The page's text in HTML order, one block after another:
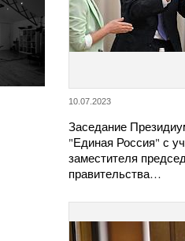
10.07.2023
Заседание
"Единая Россия" с
заместителя
правительства…